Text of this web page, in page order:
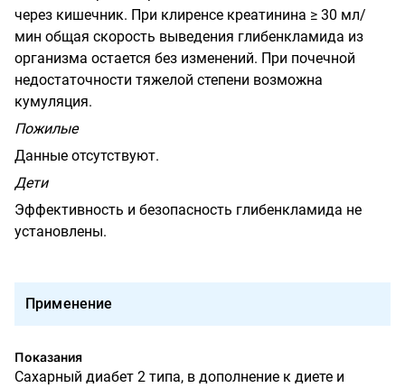
через кишечник. При клиренсе креатинина ≥ 30 мл/
мин общая скорость выведения глибенкламида из
организма остается без изменений. При почечной
недостаточности тяжелой степени возможна
кумуляция.
Пожилые
Данные отсутствуют.
Дети
Эффективность и безопасность глибенкламида не
установлены.
Применение
Показания
Сахарный диабет 2 типа, в дополнение к диете и